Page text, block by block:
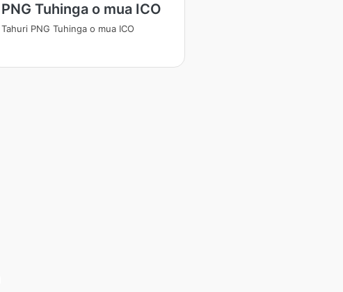
PNG Tuhinga o mua ICO
Tahuri PNG Tuhinga o mua ICO